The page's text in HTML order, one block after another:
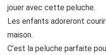
jouer avec cette peluche.
Les enfants adoreront
maison.
C’est la peluche parfaite